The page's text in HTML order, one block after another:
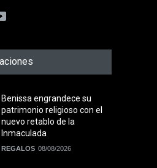
Benissa engrandece su
patrimonio religioso con el
nuevo retablo de la
Inmaculada
REGALOS 08/08/2026